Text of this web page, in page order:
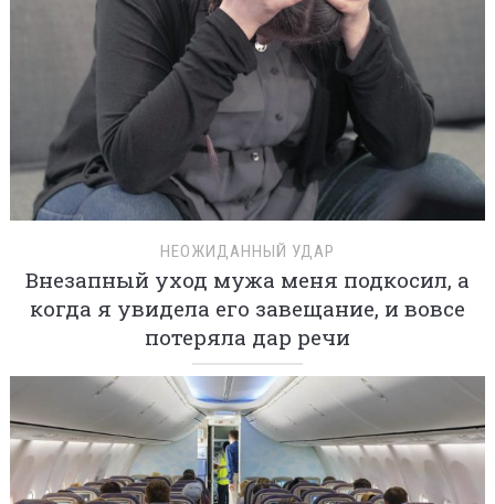
НЕОЖИДАННЫЙ УДАР
Внезапный уход мужа меня подкосил, а
когда я увидела его завещание, и вовсе
потеряла дар речи